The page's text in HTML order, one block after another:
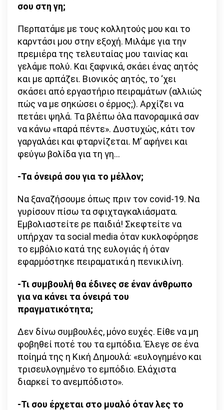
σου στη γη;
Περπατάμε με τους κολλητούς μου και το
καρντάσι μου στην εξοχή. Μιλάμε για την
πρεμιέρα της τελευταίας μου ταινίας και
γελάμε πολύ. Και ξαφνικά, σκάει ένας αητός
και με αρπάζει. Βιονικός αητός, το ‘χει
σκάσει από εργαστήριο πειραμάτων (αλλιώς
πώς να με σηκώσει ο έρμος;). Αρχίζει να
πετάει ψηλά. Τα βλέπω όλα πανοραμικά σαν
να κάνω «παρά πέντε». Δυστυχώς, κάτι τον
γαργαλάει και φταρνίζεται. Μ’ αφήνει και
φεύγω βολίδα για τη γη…
-Τα όνειρά σου για το μέλλον;
Να ξαναζήσουμε όπως πριν τον covid-19. Να
γυρίσουν πίσω τα σφιχταγκαλιάσματα.
Εμβολιαστείτε ρε παιδιά! Σκεφτείτε να
υπήρχαν τα social media όταν κυκλοφόρησε
το εμβόλιο κατά της ευλογιάς ή όταν
εφαρμόστηκε πειραματικά η πενικιλίνη.
-Τι συμβουλή θα έδινες σε έναν άνθρωπο
για να κάνει τα όνειρά του
πραγματικότητα;
Δεν δίνω συμβουλές, μόνο ευχές. Είθε να μη
φοβηθεί ποτέ του τα εμπόδια. Έλεγε σε ένα
ποίημά της η Κική Δημουλά: «ευλογημένο και
τρισευλογημένο το εμπόδιο. Ελάχιστα
διαρκεί το ανεμπόδιστο».
-Τι σου έρχεται στο μυαλό όταν λες το